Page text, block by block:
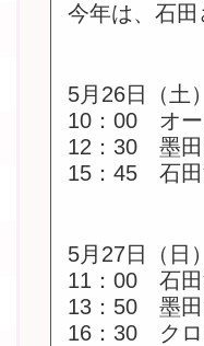
今年は、石
5月26日（土
10：00 オー
12：30 墨田
15：45 石田
5月27日（日）
11：00 石田
13：50 墨田
16：30 クロ